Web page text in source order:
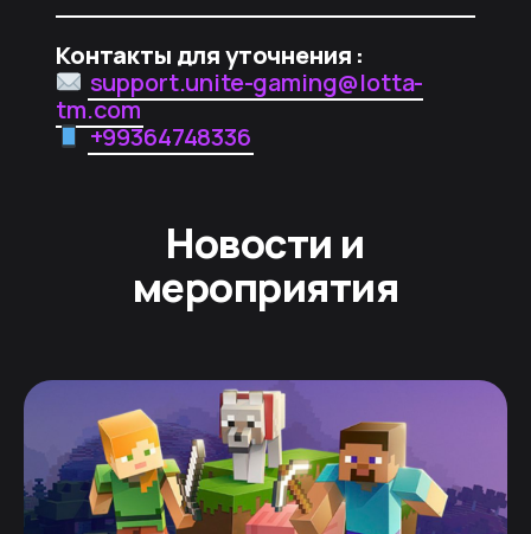
Контакты для уточнения :
support.unite-gaming@lotta-
tm.com
+99364748336
Новости и
мероприятия